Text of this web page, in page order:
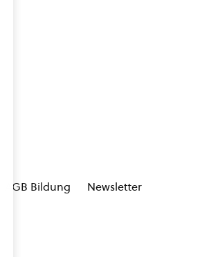
AGB Bildung Newsletter